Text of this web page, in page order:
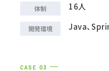
体制 16人
開発環境 Java、
CASE